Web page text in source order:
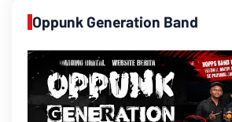
Oppunk Generation Band